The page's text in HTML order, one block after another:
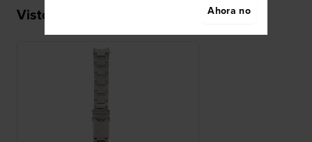
Visto recientemente Ahora no